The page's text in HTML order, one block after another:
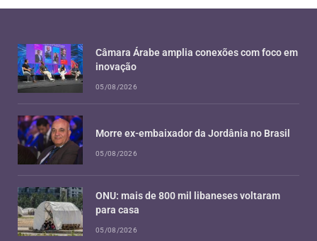
Câmara Árabe amplia conexões com foco em
inovação
05/08/2026
Morre ex-embaixador da Jordânia no Brasil
05/08/2026
ONU: mais de 800 mil libaneses voltaram
para casa
05/08/2026